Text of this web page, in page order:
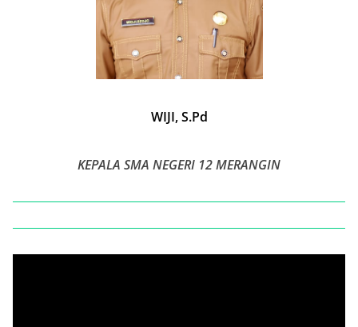
WIJI, S.Pd
KEPALA SMA NEGERI 12 MERANGIN